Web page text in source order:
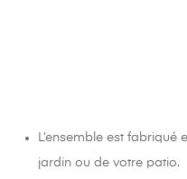
L’ensemble est
jardin ou de votre patio.